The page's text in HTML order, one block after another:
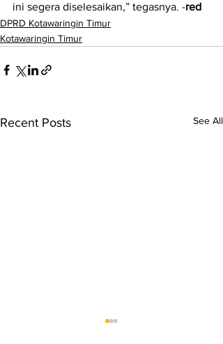
ini segera diselesaikan,” tegasnya. -red
DPRD Kotawaringin Timur
Kotawaringin Timur
Recent Posts See All